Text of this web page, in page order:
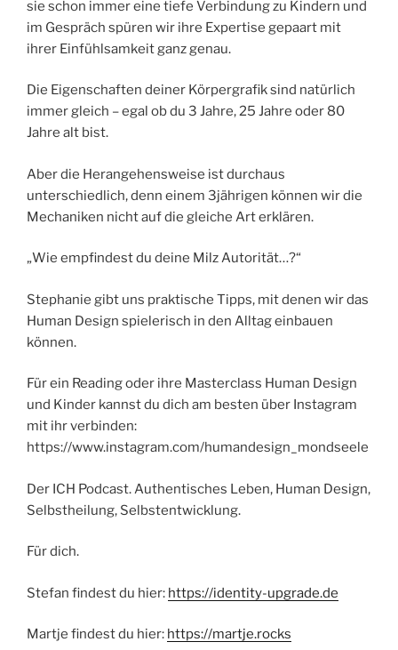
sie schon immer eine tiefe Verbindung zu Kindern und
im Gespräch spüren wir ihre Expertise gepaart mit
ihrer Einfühlsamkeit ganz genau.
Die Eigenschaften deiner Körpergrafik sind natürlich
immer gleich – egal ob du 3 Jahre, 25 Jahre oder 80
Jahre alt bist.
Aber die Herangehensweise ist durchaus
unterschiedlich, denn einem 3jährigen können wir die
Mechaniken nicht auf die gleiche Art erklären.
„Wie empfindest du deine Milz Autorität…?“
Stephanie gibt uns praktische Tipps, mit denen wir das
Human Design spielerisch in den Alltag einbauen
können.
Für ein Reading oder ihre Masterclass Human Design
und Kinder kannst du dich am besten über Instagram
mit ihr verbinden:
https://www.instagram.com/humandesign_mondseele
Der ICH Podcast. Authentisches Leben, Human Design,
Selbstheilung, Selbstentwicklung.
Für dich.
Stefan findest du hier: https://identity-upgrade.de
Martje findest du hier: https://martje.rocks